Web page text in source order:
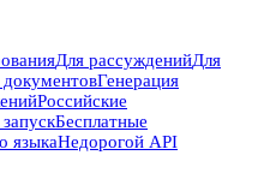
Для рассужденийДля
документовГенерация
Российские
Бесплатные
языкаНедорогой API